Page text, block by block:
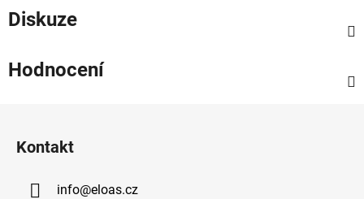
Diskuze
Hodnocení
Kontakt
info@eloas.cz